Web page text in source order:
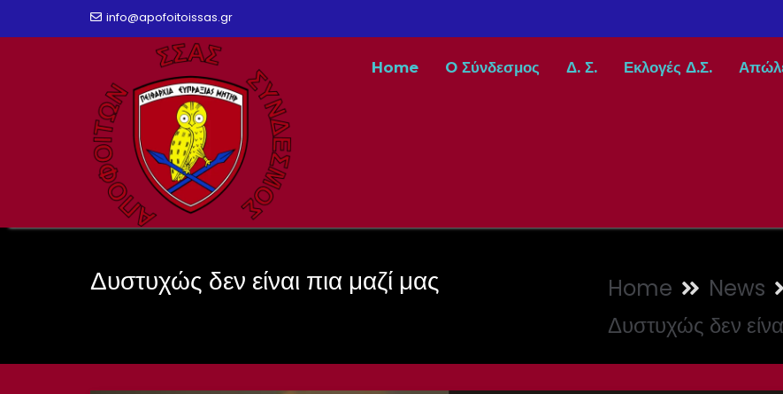
info@apofoitoissas.gr
Home O Σύνδεσμος Δ. Σ. Εκλογές Δ.Σ.
Δυστυχώς δεν είναι πια μαζί μας Home News
Δυστυχώς δεν